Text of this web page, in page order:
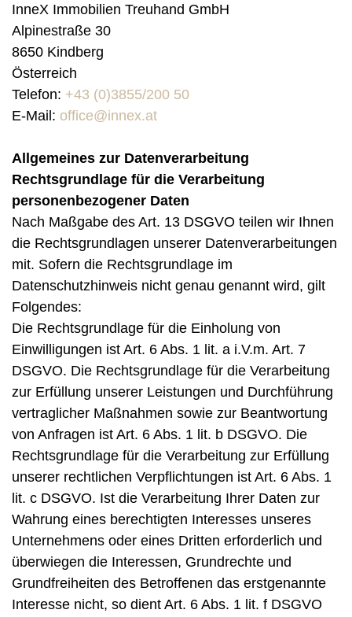
InneX Immobilien Treuhand GmbH
Alpinestraße 30
8650 Kindberg
Österreich
Telefon: +43 (0)3855/200 50
E-Mail: office@innex.at
Allgemeines zur Datenverarbeitung
Rechtsgrundlage für die Verarbeitung
personenbezogener Daten
Nach Maßgabe des Art. 13 DSGVO teilen wir Ihnen
die Rechtsgrundlagen unserer Datenverarbeitungen
mit. Sofern die Rechtsgrundlage im
Datenschutzhinweis nicht genau genannt wird, gilt
Folgendes:
Die Rechtsgrundlage für die Einholung von
Einwilligungen ist Art. 6 Abs. 1 lit. a i.V.m. Art. 7
DSGVO. Die Rechtsgrundlage für die Verarbeitung
zur Erfüllung unserer Leistungen und Durchführung
vertraglicher Maßnahmen sowie zur Beantwortung
von Anfragen ist Art. 6 Abs. 1 lit. b DSGVO. Die
Rechtsgrundlage für die Verarbeitung zur Erfüllung
unserer rechtlichen Verpflichtungen ist Art. 6 Abs. 1
lit. c DSGVO. Ist die Verarbeitung Ihrer Daten zur
Wahrung eines berechtigten Interesses unseres
Unternehmens oder eines Dritten erforderlich und
überwiegen die Interessen, Grundrechte und
Grundfreiheiten des Betroffenen das erstgenannte
Interesse nicht, so dient Art. 6 Abs. 1 lit. f DSGVO